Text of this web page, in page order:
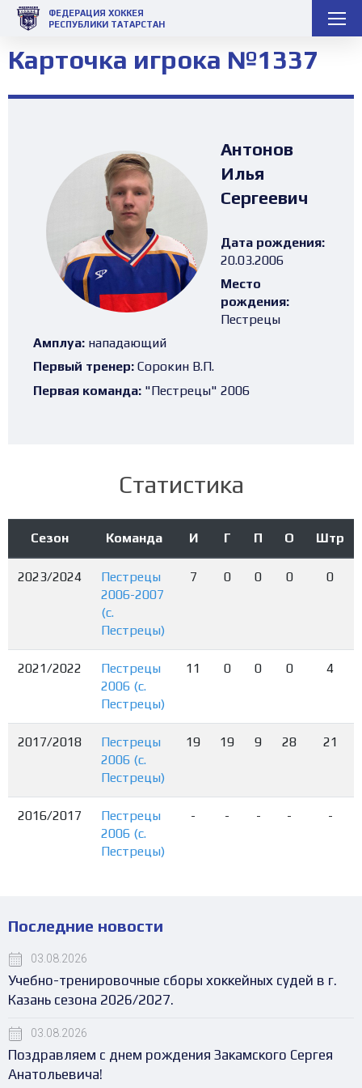
ФЕДЕРАЦИЯ ХОККЕЯ
РЕСПУБЛИКИ ТАТАРСТАН
Карточка игрока №1337
Антонов
Илья
Сергеевич
Дата рождения:
20.03.2006
Место
рождения:
Пестрецы
Амплуа: нападающий
Первый тренер: Сорокин В.П.
Первая команда: "Пестрецы" 2006
Статистика
Сезон Команда И Г П О Штр
2023/2024
Пестрецы
2006-2007
(с.
Пестрецы)
7 0 0 0 0
2021/2022
Пестрецы
2006 (с.
Пестрецы)
11 0 0 0 4
2017/2018
Пестрецы
2006 (с.
Пестрецы)
19 19 9 28 21
2016/2017
Пестрецы
2006 (с.
Пестрецы)
- - - - -
Последние новости
03.08.2026
Учебно-тренировочные сборы хоккейных судей в г.
Казань сезона 2026/2027.
03.08.2026
Поздравляем с днем рождения Закамского Сергея
Анатольевича!